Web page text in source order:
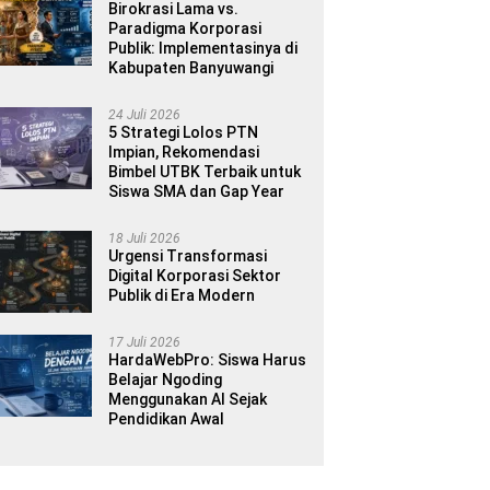
Birokrasi Lama vs.
Paradigma Korporasi
Publik: Implementasinya di
Kabupaten Banyuwangi
24 Juli 2026
5 Strategi Lolos PTN
Impian, Rekomendasi
Bimbel UTBK Terbaik untuk
Siswa SMA dan Gap Year
18 Juli 2026
Urgensi Transformasi
Digital Korporasi Sektor
Publik di Era Modern
17 Juli 2026
HardaWebPro: Siswa Harus
Belajar Ngoding
Menggunakan AI Sejak
Pendidikan Awal